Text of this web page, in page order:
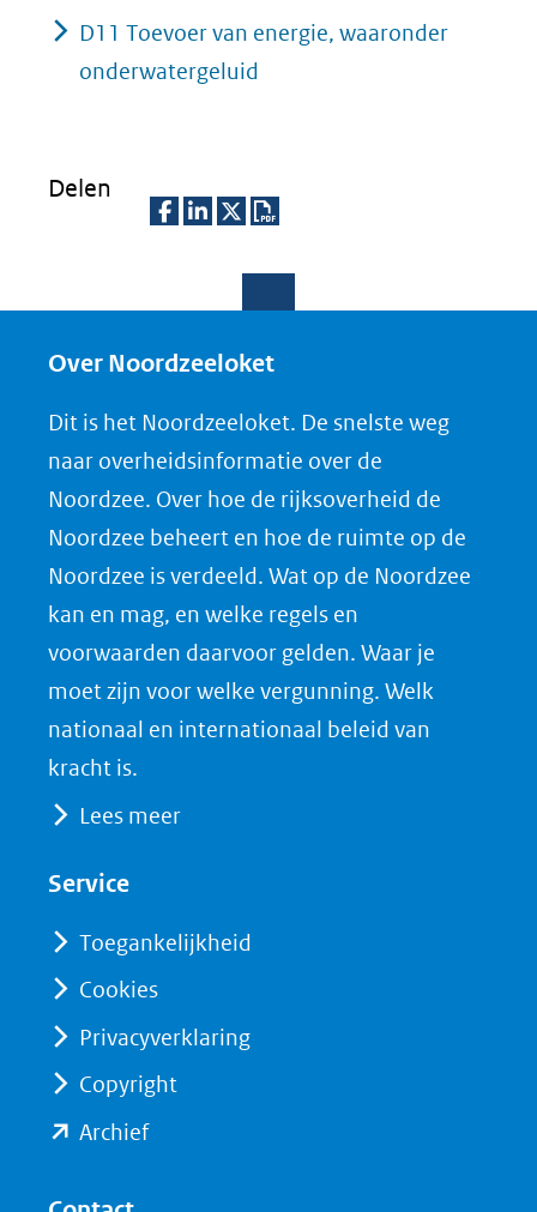
D11 Toevoer van energie, waaronder
onderwatergeluid
Delen
e
o
p
F
a
c
e
b
o
o
in
(verwijst
een
andere
website)
e
o
p
L
i
n
k
e
d
I
(verwijst
andere
e
o
p
X
(opent
in
nieuw
venster)
(verwijst
naar
n
o
a
d
P
D
F
Over Noordzeeloket
Dit is het Noordzeeloket. De snelste weg
naar overheidsinformatie over de
Noordzee. Over hoe de rijksoverheid de
Noordzee beheert en hoe de ruimte op de
Noordzee is verdeeld. Wat op de Noordzee
kan en mag, en welke regels en
voorwaarden daarvoor gelden. Waar je
moet zijn voor welke vergunning. Welk
nationaal en internationaal beleid van
kracht is.
Lees meer
Service
Toegankelijkheid
Cookies
Privacyverklaring
Copyright
Archief(opent